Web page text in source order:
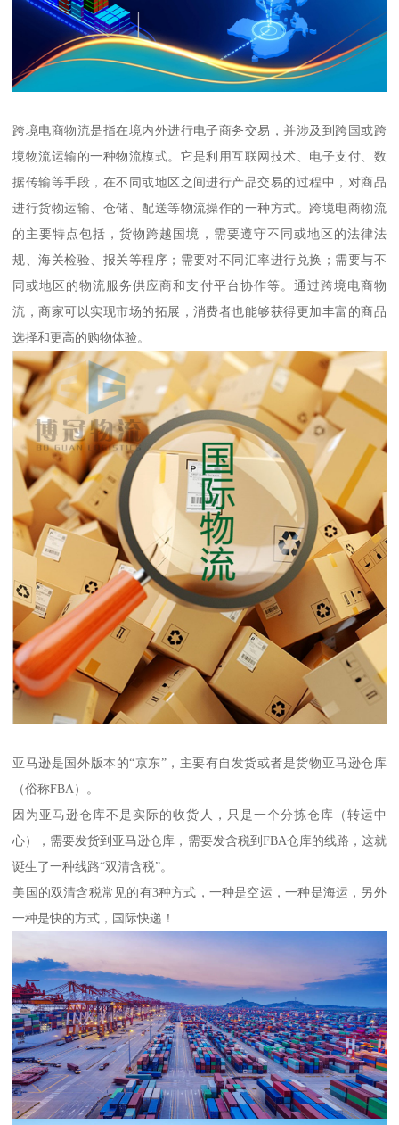
跨境电商物流是指在境内外进行电子商务交易，并涉及到跨国或跨
境物流运输的一种物流模式。它是利用互联网技术、电子支付、数
据传输等手段，在不同或地区之间进行产品交易的过程中，对商品
进行货物运输、仓储、配送等物流操作的一种方式。跨境电商物流
的主要特点包括，货物跨越国境，需要遵守不同或地区的法律法
规、海关检验、报关等程序；需要对不同汇率进行兑换；需要与不
同或地区的物流服务供应商和支付平台协作等。通过跨境电商物
流，商家可以实现市场的拓展，消费者也能够获得更加丰富的商品
选择和更高的购物体验。
亚马逊是国外版本的“京东”，主要有自发货或者是货物亚马逊仓库
（俗称FBA）。
因为亚马逊仓库不是实际的收货人，只是一个分拣仓库（转运中
心），需要发货到亚马逊仓库，需要发含税到FBA仓库的线路，这就
诞生了一种线路“双清含税”。
美国的双清含税常见的有3种方式，一种是空运，一种是海运，另外
一种是快的方式，国际快递！